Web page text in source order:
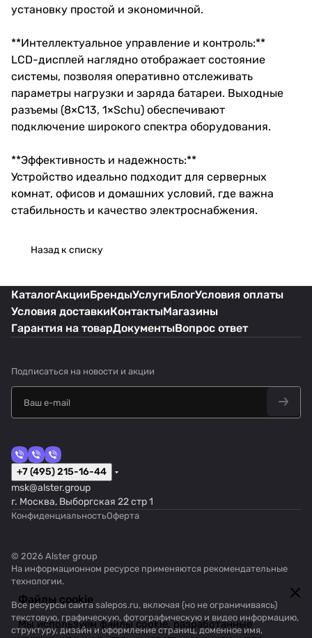
установку простой и экономичной.
**Интеллектуальное управление и контроль:**
LCD-дисплей наглядно отображает состояние
системы, позволяя оперативно отслеживать
параметры нагрузки и заряда батареи. Выходные
разъемы (8×C13, 1×Schu) обеспечивают
подключение широкого спектра оборудования.
**Эффективность и надежность:**
Устройство идеально подходит для серверных
комнат, офисов и домашних условий, где важна
стабильность и качество электроснабжения.
Назад к списку
Файлы cookie
Мы используем файлы cookie, разработанные
КаталогАкцииБрендыУслугиБлогУсловия оплаты
Условия доставкиКонтактыМагазины
Гарантия на товарДокументыВопрос ответ
Подписаться на новости и акции
+7 (495) 215-16-44
msk@alster.group
г. Москва, Выборгская 22 стр 1
КонфиденциальностьОферта
© 2026 Alster group
На информационном ресурсе применяются рекомендательные
технологии.
Все ресурсы сайта salepos.ru, включая (но не ограничиваясь)
текстовую, графическую, фотографическую и видео информацию,
структуру, дизайн и оформление страниц, доменное имя,